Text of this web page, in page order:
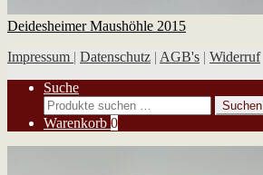
Deidesheimer Maushöhle 2015
Impressum | Datenschutz | AGB's | Widerruf
Suche
Suchen
nach:
Suchen
Warenkorb 0